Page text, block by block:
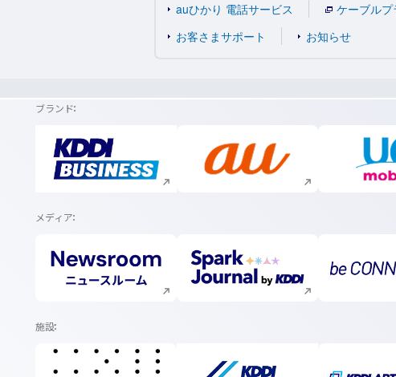
auひかり 電話サービス
ケーブル
お客さまサポート
お知らせ
ブランド
新規ウィンドウで開く 新規ウィンドウで開く
メディア
新規ウィンドウで開く 新規ウィンドウで開く
施設